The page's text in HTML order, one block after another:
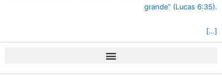
grande” (Lucas 6:35).
[…]